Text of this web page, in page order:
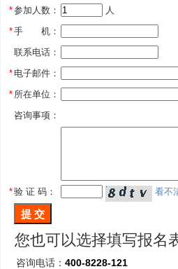
*参加人数：
人
*手 机：
联系电话：
* 电子邮件：
* 所在单位：
咨询事项：
*验 证 码： 看不
您也可以选择填写报名
咨询电话： 400-8228-121